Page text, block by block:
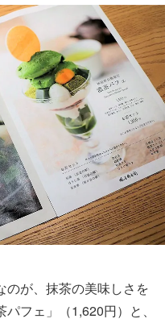
のが、抹茶の美味しさを
フェ」（1,620円）と、